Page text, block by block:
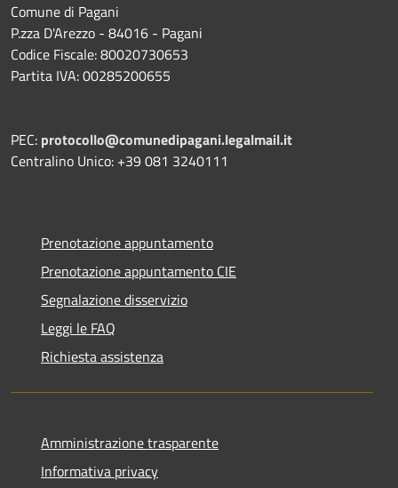
Comune di Pagani
P.zza D'Arezzo - 84016 - Pagani
Codice Fiscale: 80020730653
Partita IVA: 00285200655
PEC: protocollo@comunedipagani.legalmail.it
Centralino Unico: +39 081 3240111
Prenotazione appuntamento
Prenotazione appuntamento CIE
Segnalazione disservizio
Leggi le FAQ
Richiesta assistenza
Amministrazione trasparente
Informativa privacy